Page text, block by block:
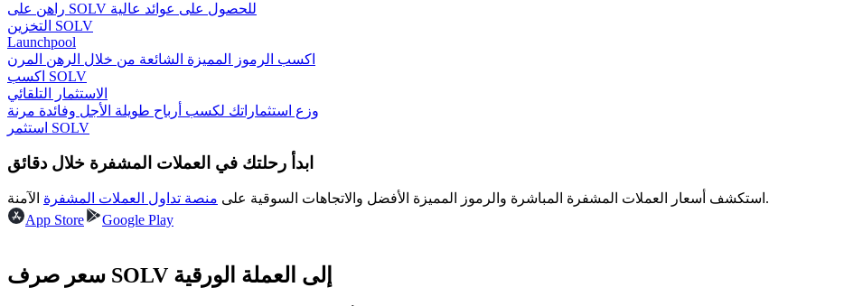
مرشد
دليل المبتدئين للعقود الآجلة
استراتيجيات التداول
راهن على SOLV للحصول على عوائد عالية
التخزين SOLV
Launchpool
اكسب الرموز المميزة الشائعة من خلال الرهن المرن
اكسب SOLV
الاستثمار التلقائي
وزع استثماراتك لكسب أرباح طويلة الأجل وفائدة مرنة
استثمر SOLV
ابدأ رحلتك في العملات المشفرة خلال دقائق
استكشف أسعار العملات المشفرة المباشرة والرموز المميزة الأفضل والاتجاهات السوقية على منصة تداول العملات المشفرة
الآمنة.
App Store
Google Play
سعر صرف SOLV إلى العملة الورقية